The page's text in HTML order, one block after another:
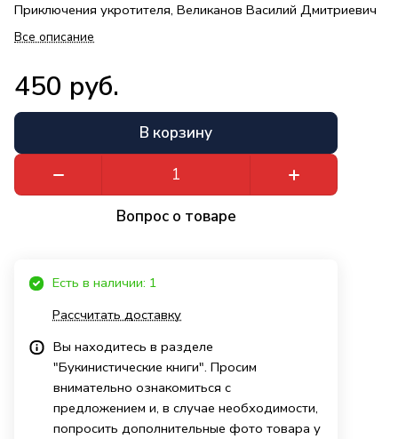
Приключения укротителя, Великанов Василий Дмитриевич
Все описание
450 руб.
В корзину
Вопрос о товаре
Есть в наличии: 1
Рассчитать доставку
Вы находитесь в разделе
"Букинистические книги". Просим
внимательно ознакомиться с
предложением и, в случае необходимости,
попросить дополнительные фото товара у